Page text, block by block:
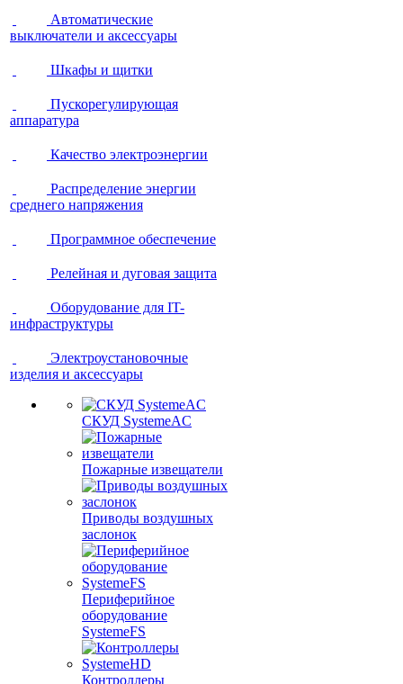
Автоматические
выключатели и аксессуары
Шкафы и щитки
Пускорегулирующая
аппаратура
Качество электроэнергии
Распределение энергии
среднего напряжения
Программное обеспечение
Релейная и дуговая защита
Оборудование для IT-
инфраструктуры
Электроустановочные
изделия и аксессуары
СКУД SystemeAC
Пожарные извещатели
Приводы воздушных
заслонок
Периферийное
оборудование
SystemeFS
Контроллеры